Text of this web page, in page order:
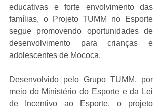
educativas e forte envolvimento das
famílias, o Projeto TUMM no Esporte
segue promovendo oportunidades de
desenvolvimento para crianças e
adolescentes de Mococa.
Desenvolvido pelo Grupo TUMM, por
meio do Ministério do Esporte e da Lei
de Incentivo ao Esporte, o projeto